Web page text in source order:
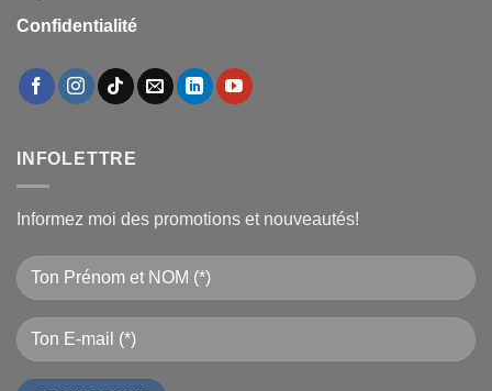
Confidentialité
INFOLETTRE
Informez moi des promotions et nouveautés!